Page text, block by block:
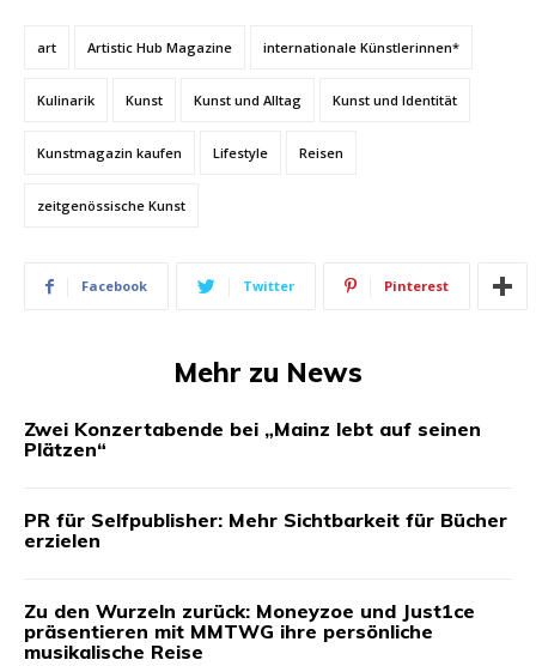
art Artistic Hub Magazine internationale Künstlerinnen*
Kulinarik Kunst Kunst und Alltag Kunst und Identität
Kunstmagazin kaufen Lifestyle Reisen
zeitgenössische Kunst
Facebook Twitter Pinterest
Mehr zu News
Zwei Konzertabende bei „Mainz lebt auf seinen
Plätzen“
PR für Selfpublisher: Mehr Sichtbarkeit für Bücher
erzielen
Zu den Wurzeln zurück: Moneyzoe und Just1ce
präsentieren mit MMTWG ihre persönliche
musikalische Reise